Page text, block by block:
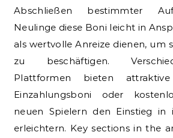
Abschließen bestimmter
Neulinge diese Boni leicht in
als wertvolle Anreize dienen, um
zu beschäftigen.
Plattformen bieten
Einzahlungsboni oder
neuen Spielern den Einstieg in
erleichtern. Key sections in the